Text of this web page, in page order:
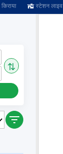
किराया स्टेशन लाइव
⇅